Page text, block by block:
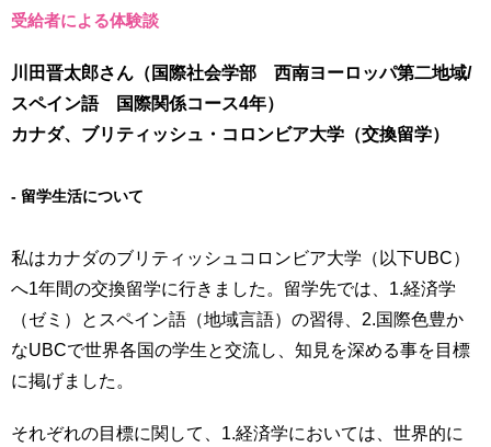
受給者による体験談
川田晋太郎さん（国際社会学部 西南ヨーロッパ第二地域/
スペイン語 国際関係コース4年）
カナダ、ブリティッシュ・コロンビア大学（交換留学）
留学生活について
私はカナダのブリティッシュコロンビア大学（以下UBC）
へ1年間の交換留学に行きました。留学先では、1.経済学
（ゼミ）とスペイン語（地域言語）の習得、2.国際色豊か
なUBCで世界各国の学生と交流し、知見を深める事を目標
に掲げました。
それぞれの目標に関して、1.経済学においては、世界的に